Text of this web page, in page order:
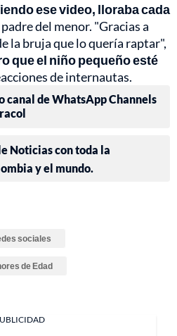
ese video, lloraba cada
del menor. "Gracias a
la bruja que lo quería raptar",
que el niño pequeño esté
de internautas.
canal de WhatsApp Channels
Noticias con toda la
y el mundo.
sociales
de Edad